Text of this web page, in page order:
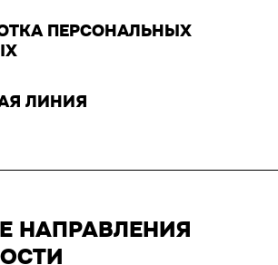
ПЕРСОНАЛЬНЫХ
ЛИНИЯ
НАПРАВЛЕНИЯ